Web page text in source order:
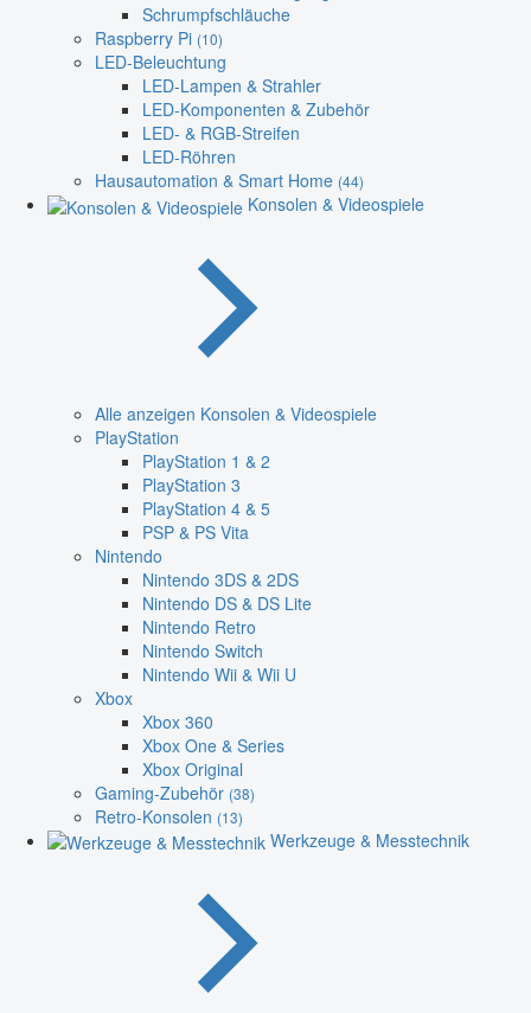
Schrumpfschläuche
Raspberry Pi (10)
LED-Beleuchtung
LED-Lampen & Strahler
LED-Komponenten & Zubehör
LED- & RGB-Streifen
LED-Röhren
Hausautomation & Smart Home (44)
Konsolen & Videospiele
Alle anzeigen Konsolen & Videospiele
PlayStation
PlayStation 1 & 2
PlayStation 3
PlayStation 4 & 5
PSP & PS Vita
Nintendo
Nintendo 3DS & 2DS
Nintendo DS & DS Lite
Nintendo Retro
Nintendo Switch
Nintendo Wii & Wii U
Xbox
Xbox 360
Xbox One & Series
Xbox Original
Gaming-Zubehör (38)
Retro-Konsolen (13)
Werkzeuge & Messtechnik